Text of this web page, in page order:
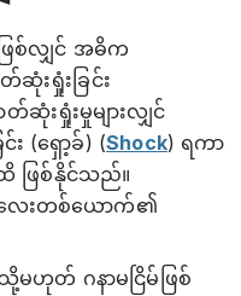
ဖြစ်လျှင် အဓိက
းရှုံးခြင်း
ဆုံးရှုံးမှုများလျှင်
း (ရှော့ခ်) (Shock) ရကာ
ြစ်နိုင်သည်။
လေးတစ်ယောက်၏
သို့မဟုတ် ဂနာမငြိမ်ဖြစ်